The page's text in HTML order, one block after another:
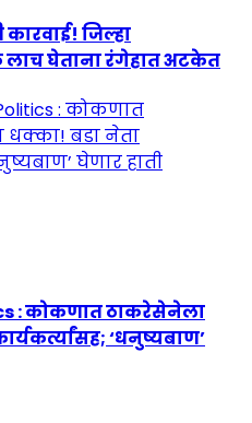
कारवाई! जिल्हा
लाच घेताना रंगेहात अटकेत
: कोकणात ठाकरेसेनेला
‘धनुष्यबाण’